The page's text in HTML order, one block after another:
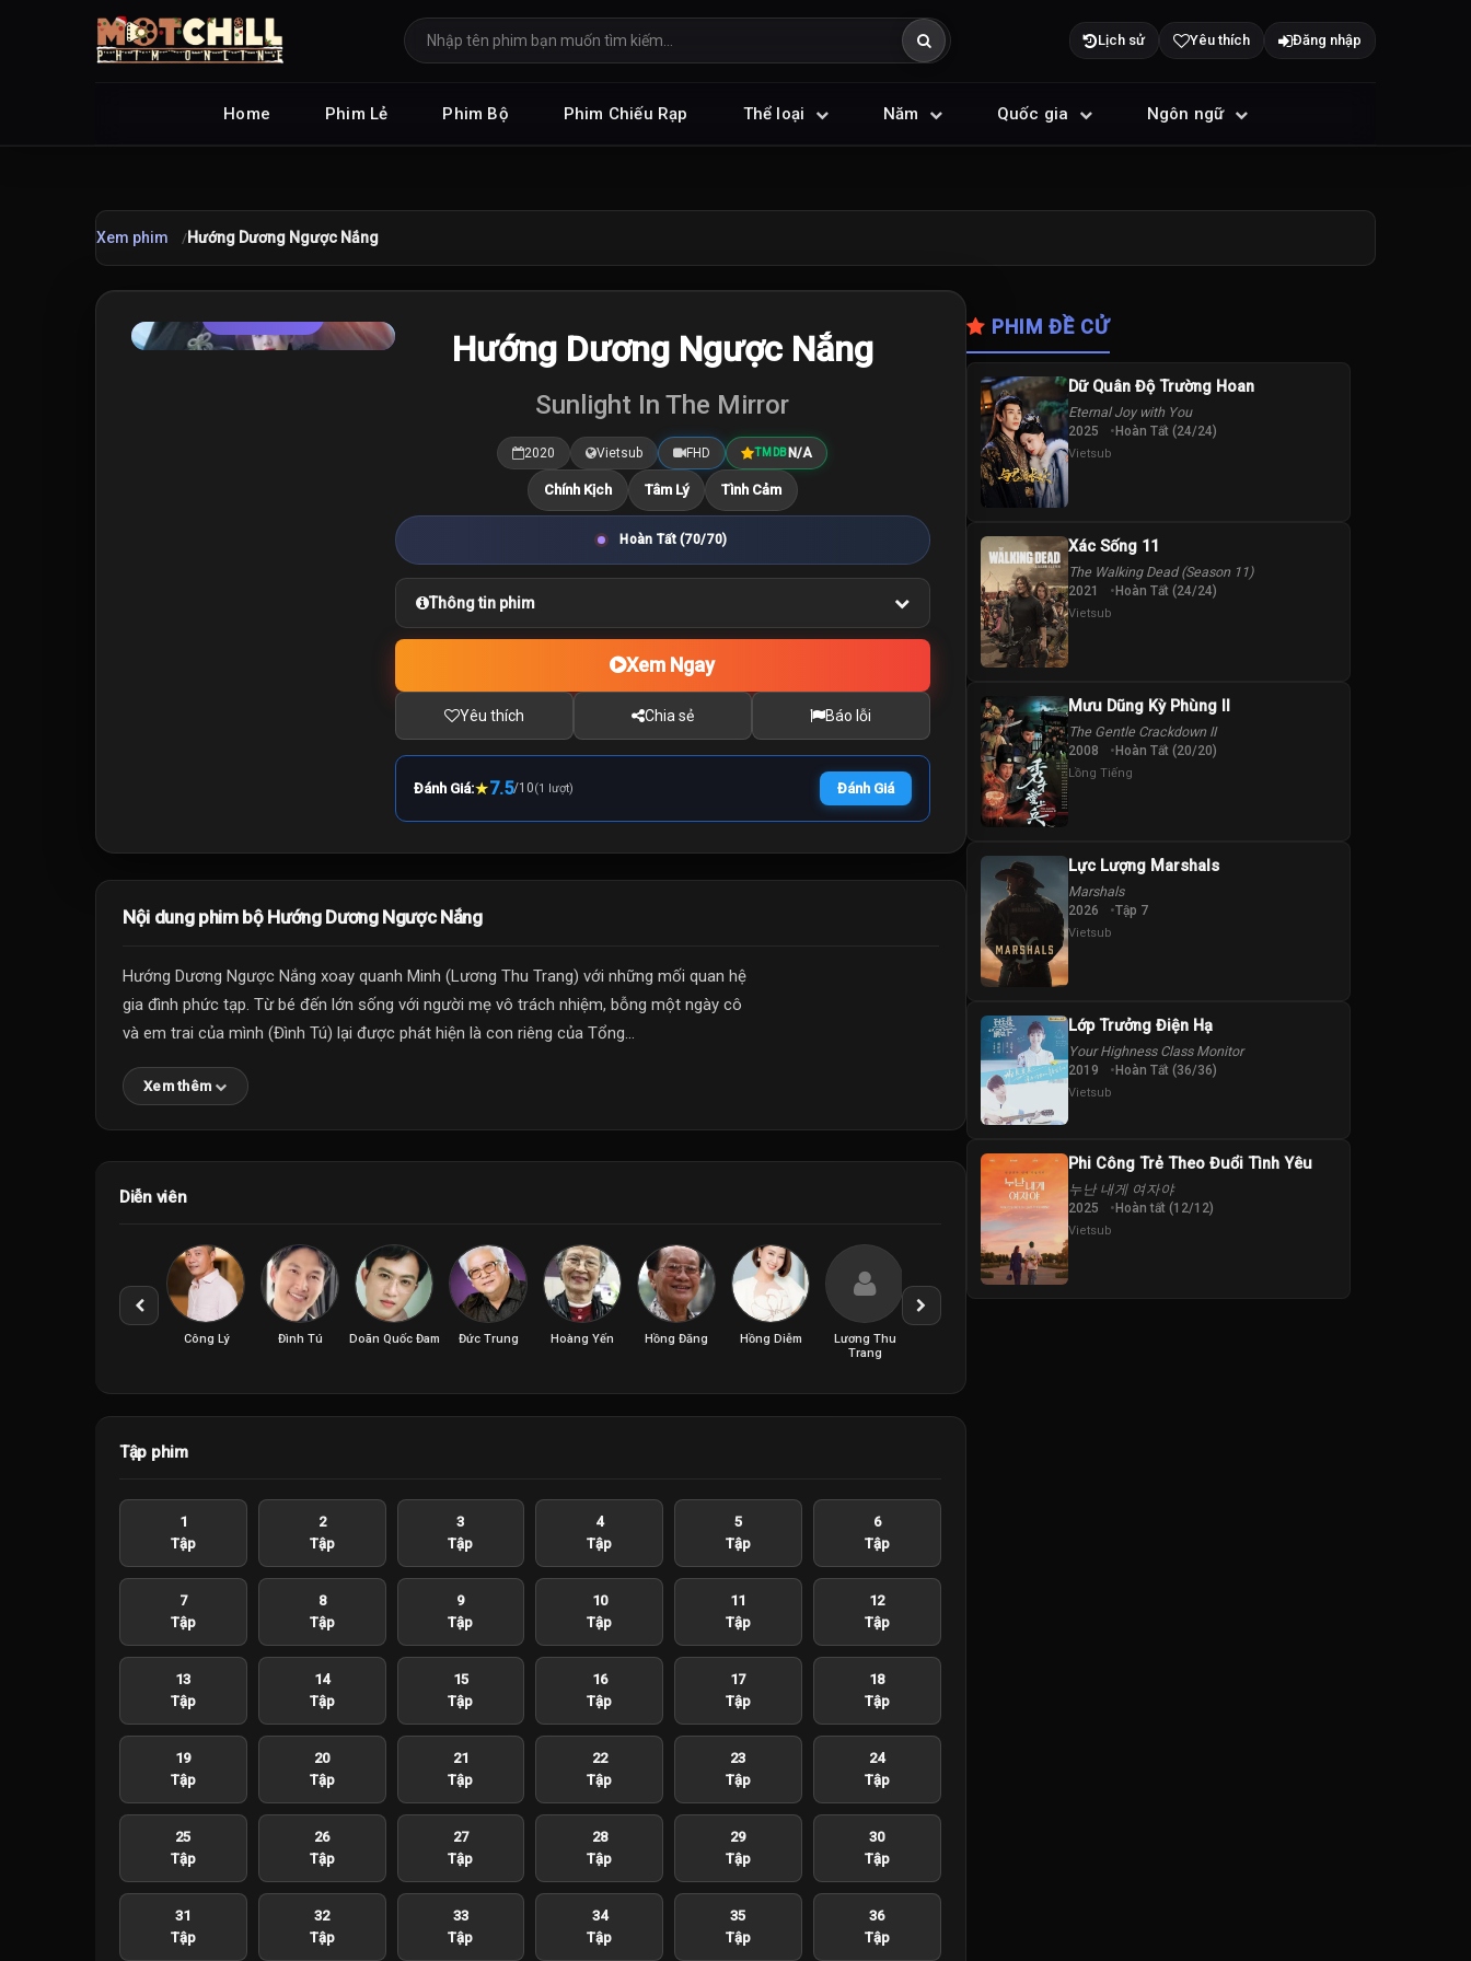
Lịch sử Yêu thích Đăng nhập
Home Phim Lẻ Phim Bộ Phim Chiếu Rạp Thể loại Năm Quốc gia Ngôn ngữ
Xem phim Hướng Dương Ngược Nắng
★ 7.5 Hướng Dương Ngược Nắng
Sunlight In The Mirror
2020 Vietsub FHD TMDB N/A
Chính Kịch Tâm Lý Tình Cảm
Hoàn Tất (70/70)
Thông tin phim
Xem Ngay
Yêu thích Chia sẻ Báo lỗi
Đánh Giá:★7.5/10(1 lượt) Đánh Giá
Nội dung phim bộ Hướng Dương Ngược Nắng
Hướng Dương Ngược Nắng xoay quanh Minh (Lương Thu Trang) với những mối quan hệ
gia đình phức tạp. Từ bé đến lớn sống với người mẹ vô trách nhiệm, bỗng một ngày cô
và em trai của mình (Đình Tú) lại được phát hiện là con riêng của Tổng...
Xem thêm
Diễn viên
Công Lý Đình Tú Doãn Quốc Đam Đức Trung Hoàng Yến Hồng Đăng Hồng Diễm
Lương Thu
Trang
Tập phim
1
Tập
2
Tập
3
Tập
4
Tập
5
Tập
6
Tập
7
Tập
8
Tập
9
Tập
10
Tập
11
Tập
12
Tập
13
Tập
14
Tập
15
Tập
16
Tập
17
Tập
18
Tập
19
Tập
20
Tập
21
Tập
22
Tập
23
Tập
24
Tập
25
Tập
26
Tập
27
Tập
28
Tập
29
Tập
30
Tập
31
Tập
32
Tập
33
Tập
34
Tập
35
Tập
36
Tập
PHIM ĐỀ CỬ
Dữ Quân Độ Trường Hoan
Eternal Joy with You
2025 Hoàn Tất (24/24)
Vietsub
Xác Sống 11
The Walking Dead (Season 11)
2021 Hoàn Tất (24/24)
Vietsub
Mưu Dũng Kỳ Phùng II
The Gentle Crackdown II
2008 Hoàn Tất (20/20)
Lồng Tiếng
Lực Lượng Marshals
Marshals
2026 Tập 7
Vietsub
Lớp Trưởng Điện Hạ
Your Highness Class Monitor
2019 Hoàn Tất (36/36)
Vietsub
Phi Công Trẻ Theo Đuổi Tình Yêu
누난 내게 여자야
2025 Hoàn tất (12/12)
Vietsub